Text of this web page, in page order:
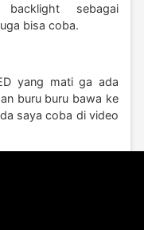
backlight sebagai
bisa coba.
yang mati ga ada
buru buru bawa ke
saya coba di video